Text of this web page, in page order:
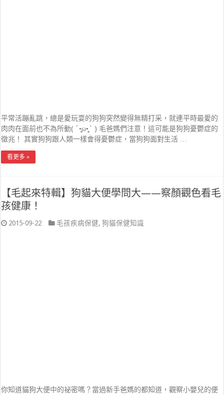
平常活蹦亂跳，總是愛玩耍的狗狗突然變得無精打采，就連平時最愛的
肉肉在面前也不為所動( ´•̥̥̥ω•̥̥̥` ) 毛爸媽們注意！這可能是狗狗憂鬱症的
徵兆！ 其實狗狗跟人類一樣會得憂鬱症，當狗狗面對生活 …
看更多 »
【毛起來特輯】狗貓大便學問大——察顏觀色看毛
孩健康！
2015-09-22 毛孩疾病保健,狗貓保健知識
你知道貓狗大便中的祕密嗎？當過新手爸媽的都知道，觀察小嬰兒的便